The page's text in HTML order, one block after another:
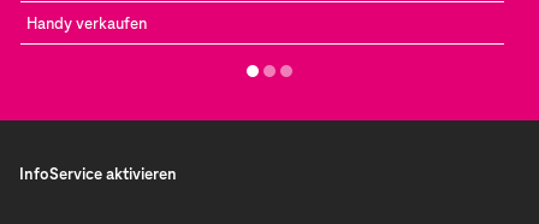
Handy verkaufen
InfoService aktivieren